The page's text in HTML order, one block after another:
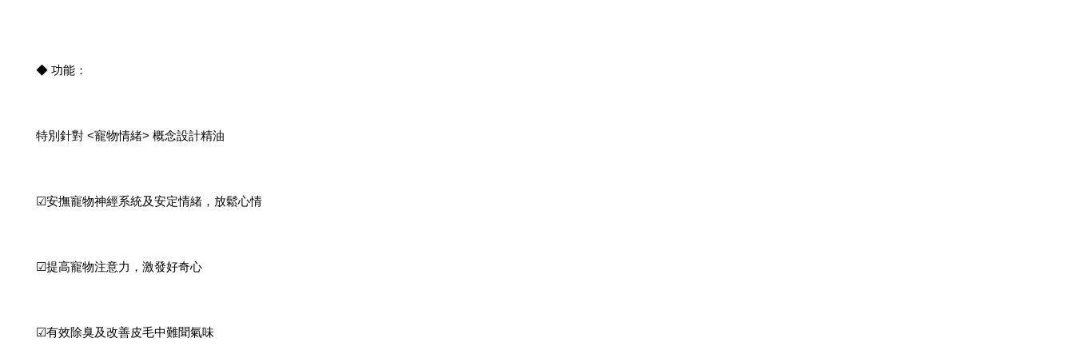
◆ 功能：
特別針對 <寵物情緒> 概念設計精油
☑安撫寵物神經系統及安定情緒，放鬆心情
☑提高寵物注意力，激發好奇心
☑有效除臭及改善皮毛中難聞氣味